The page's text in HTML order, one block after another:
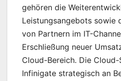
gehören die
Leistungsangebots sowie
von Partnern im IT-
Erschließung neuer
Cloud-Bereich. Die
Infinigate strategisch an